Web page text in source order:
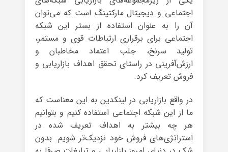
اجتماعی و دیجیتال مارکتینگ است که می‌توان
آن را به عنوان استفاده از بستر این شبکه
اجتماعی برای برقراری ارتباطات قوی و مستمر،
تولید سرنخ، جلب اعتماد مخاطبان و
ارزش‌آفرینی در راستای تحقق اهداف بازاریابی و
فروش تعریف کرد.
در واقع بازاریابی در لینکدین به این معناست که
ما از این شبکه اجتماعی استفاده کنیم و بتوانیم
هر چه بیشتر به اهداف تعریف شده در
استراتژی‌های فروش خود نزدیک‌تر شویم. بدون